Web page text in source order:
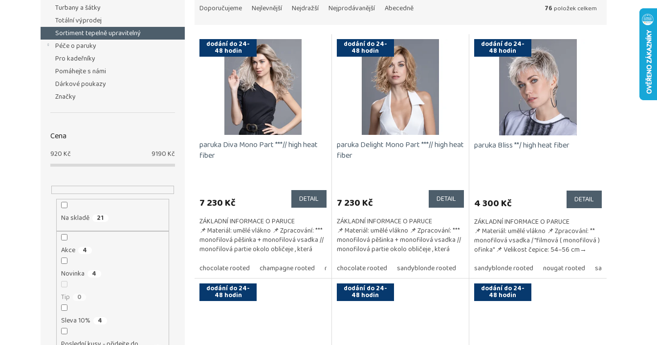
l
Turbany a šátky
Totální výprodej
Sortiment tepelně upravitelný
Péče o paruky
Pro kadeřníky
Pomáhejte s námi
Dárkové poukazy
Značky
Cena
920Kč 9190Kč
Na skladě 21
Akce 4
Novinka 4
Tip 0
Sleva 10% 4
Doporučujeme Nejlevnější Nejdražší Nejprodávanější Abecedně 76položek celkem
V dodání do 24-
48 hodin
paruka Diva Mono Part ***// high heat
fiber
7 230 Kč DETAIL
ZÁKLADNÍ INFORMACE O PARUCE
📌 Materiál: umělé vlákno 📌 Zpracování: ***
monofilová pěšinka + monofilová vsadka //
monofilová partie okolo obličeje , která
chocolate rooted
champagne rooted mocca rooted dark chocolate rooted
dodání do 24-
48 hodin
paruka Delight Mono Part ***// high heat
fiber
7 230 Kč DETAIL
ZÁKLADNÍ INFORMACE O PARUCE
📌 Materiál: umělé vlákno 📌 Zpracování: ***
monofilová pěšinka + monofilová vsadka //
monofilová partie okolo obličeje , která
chocolate rooted
sandyblonde rooted gingerblonde/rooted nougat tipped
dodání do 24-
48 hodin
paruka Bliss **/ high heat fiber
4 300 Kč DETAIL
ZÁKLADNÍ INFORMACE O PARUCE
📌 Materiál: umělé vlákno 📌 Zpracování: **
monofilová vsadka / "filmová ( monofilová )
ofinka" 📌 Velikost čepice: 54–56 cm→
sandyblonde rooted
nougat rooted salt pepper mix
dodání do 24-
48 hodin
dodání do 24-
48 hodin
dodání do 24-
48 hodin